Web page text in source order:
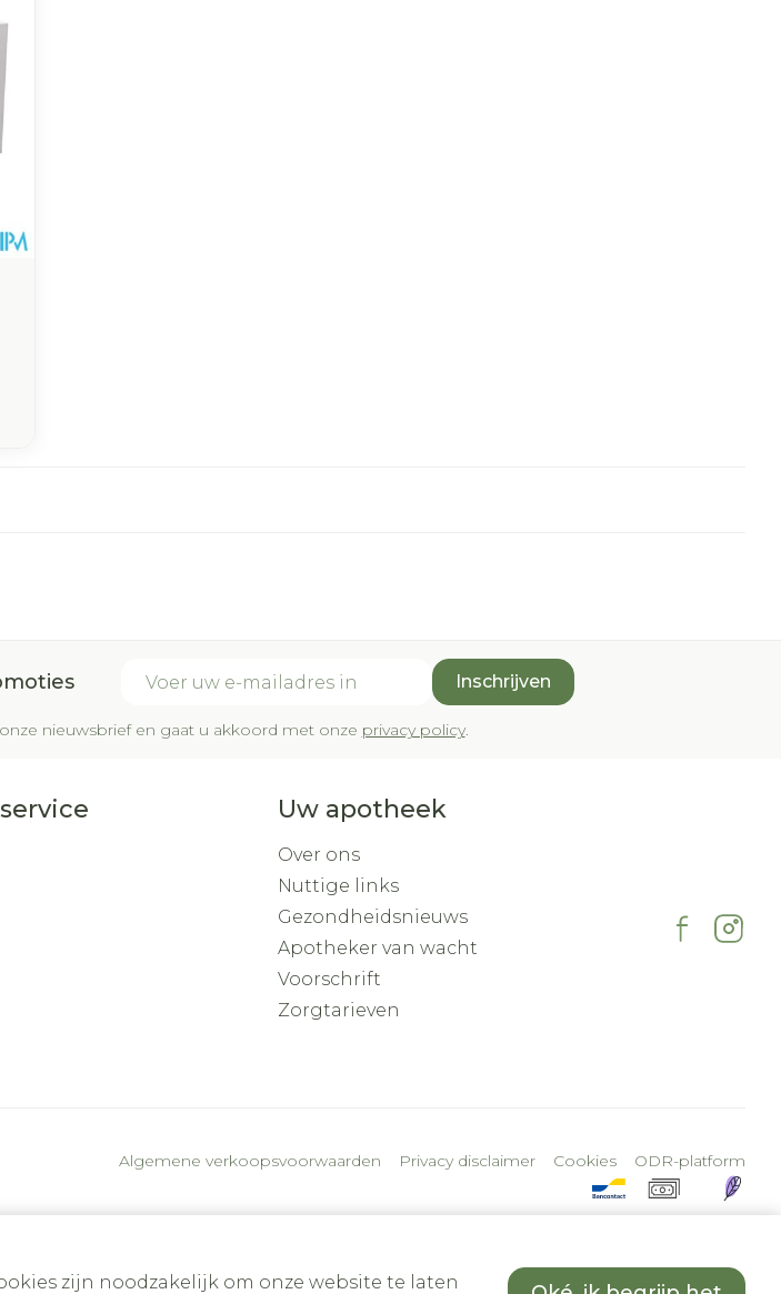
zijn noodzakelijk om onze website te laten
Inschrijven
nieuwsbrief en gaat u akkoord met onze privacy policy.
Uw apotheek
Over ons
Nuttige links
Gezondheidsnieuws
Apotheker van wacht
Voorschrift
Zorgtarieven
Algemene verkoopsvoorwaarden Privacy disclaimer Cookies ODR-platform